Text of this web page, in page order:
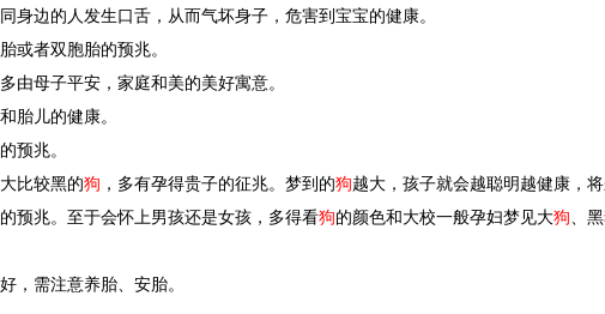
身边的人发生口舌，从而气坏身子，危害到宝宝的健康。
或者双胞胎的预兆。
由母子平安，家庭和美的美好寓意。
胎儿的健康。
预兆。
比较黑的狗 ，多有孕得贵子的征兆。梦到的狗越大，孩子就会越聪明越健康，
预兆。至于会怀上男孩还是女孩，多得看狗的颜色和大校一般孕妇梦见大狗、黑
，需注意养胎、安胎。